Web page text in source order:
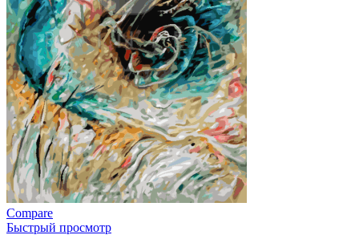
Compare
Быстрый просмотр